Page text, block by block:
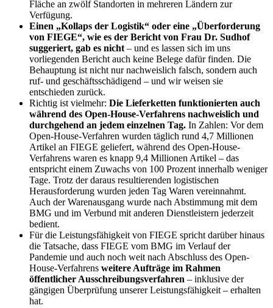
Fläche an zwölf Standorten in mehreren Ländern zur
Verfügung.
Einen „Kollaps der Logistik“ oder eine „Überforderung
von FIEGE“, wie es der Bericht von Frau Dr. Sudhof
suggeriert, gab es nicht – und es lassen sich im uns
vorliegenden Bericht auch keine Belege dafür finden. Die
Behauptung ist nicht nur nachweislich falsch, sondern auch
ruf- und geschäftsschädigend – und wir weisen sie
entschieden zurück.
Richtig ist vielmehr: Die Lieferketten funktionierten auch
während des Open-House-Verfahrens nachweislich und
durchgehend an jedem einzelnen Tag. In Zahlen: Vor dem
Open-House-Verfahren wurden täglich rund 4,7 Millionen
Artikel an FIEGE geliefert, während des Open-House-
Verfahrens waren es knapp 9,4 Millionen Artikel – das
entspricht einem Zuwachs von 100 Prozent innerhalb weniger
Tage. Trotz der daraus resultierenden logistischen
Herausforderung wurden jeden Tag Waren vereinnahmt.
Auch der Warenausgang wurde nach Abstimmung mit dem
BMG und im Verbund mit anderen Dienstleistern jederzeit
bedient.
Für die Leistungsfähigkeit von FIEGE spricht darüber hinaus
die Tatsache, dass FIEGE vom BMG im Verlauf der
Pandemie und auch noch weit nach Abschluss des Open-
House-Verfahrens weitere Aufträge im Rahmen
öffentlicher Ausschreibungsverfahren – inklusive der
gängigen Überprüfung unserer Leistungsfähigkeit – erhalten
hat.